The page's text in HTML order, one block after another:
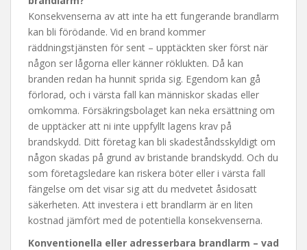
Konsekvenserna av att inte ha ett fungerande brandlarm
kan bli förödande. Vid en brand kommer
räddningstjänsten för sent – upptäckten sker först när
någon ser lågorna eller känner röklukten. Då kan
branden redan ha hunnit sprida sig. Egendom kan gå
förlorad, och i värsta fall kan människor skadas eller
omkomma. Försäkringsbolaget kan neka ersättning om
de upptäcker att ni inte uppfyllt lagens krav på
brandskydd. Ditt företag kan bli skadeståndsskyldigt om
någon skadas på grund av bristande brandskydd. Och du
som företagsledare kan riskera böter eller i värsta fall
fängelse om det visar sig att du medvetet åsidosatt
säkerheten. Att investera i ett brandlarm är en liten
kostnad jämfört med de potentiella konsekvenserna.
Konventionella eller adresserbara brandlarm – vad